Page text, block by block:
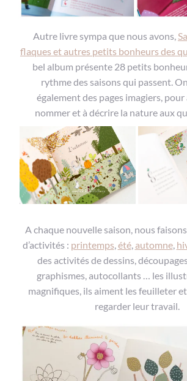
Autre livre sympa que nous avons,
flaques et autres petits bonheurs des
bel album présente 28 petits
rythme des saisons qui passent.
également des pages imagiers,
nommer et à décrire la nature aux
A chaque nouvelle saison, nous
d’activités : printemps,été, automne,
des activités de dessins,
graphismes, autocollants … les
magnifiques, ils aiment les feuilleter
regarder leur travail.